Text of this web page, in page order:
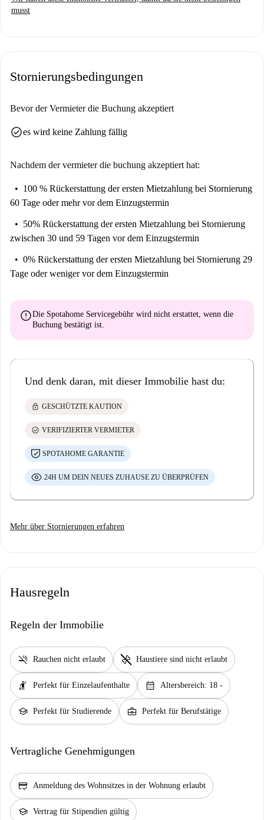
musst
Stornierungsbedingungen
Bevor der Vermieter die Buchung akzeptiert
check_circlees wird keine Zahlung fällig
Nachdem der vermieter die buchung akzeptiert hat:
100 % Rückerstattung der ersten Mietzahlung bei Stornierung
60 Tage oder mehr vor dem Einzugstermin
50% Rückerstattung der ersten Mietzahlung bei Stornierung
zwischen 30 und 59 Tagen vor dem Einzugstermin
0% Rückerstattung der ersten Mietzahlung bei Stornierung 29
Tage oder weniger vor dem Einzugstermin
errorDie Spotahome Servicegebühr wird nicht erstattet , wenn die
Buchung bestätigt ist.
Und denk daran, mit dieser Immobilie hast du:
lock GESCHÜTZTE KAUTION
check_circle VERIFIZIERTER VERMIETER
SPOTAHOME GARANTIE
24H UM DEIN NEUES ZUHAUSE ZU ÜBERPRÜFEN
Mehr über Stornierungen erfahren
Hausregeln
Regeln der Immobilie
smoke_free Rauchen nicht erlaubt pet_supplies Haustiere sind nicht erlaubt
hail Perfekt für Einzelaufenthalte calendar_month Altersbereich: 18 -
school Perfekt für Studierende business_center Perfekt für Berufstätige
Vertragliche Genehmigungen
credit_score Anmeldung des Wohnsitzes in der Wohnung erlaubt
school Vertrag für Stipendien gültig